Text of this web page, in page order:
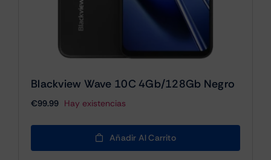
Blackview Wave 10C 4Gb/128Gb Negro
€99.99 Hay existencias
Añadir Al Carrito